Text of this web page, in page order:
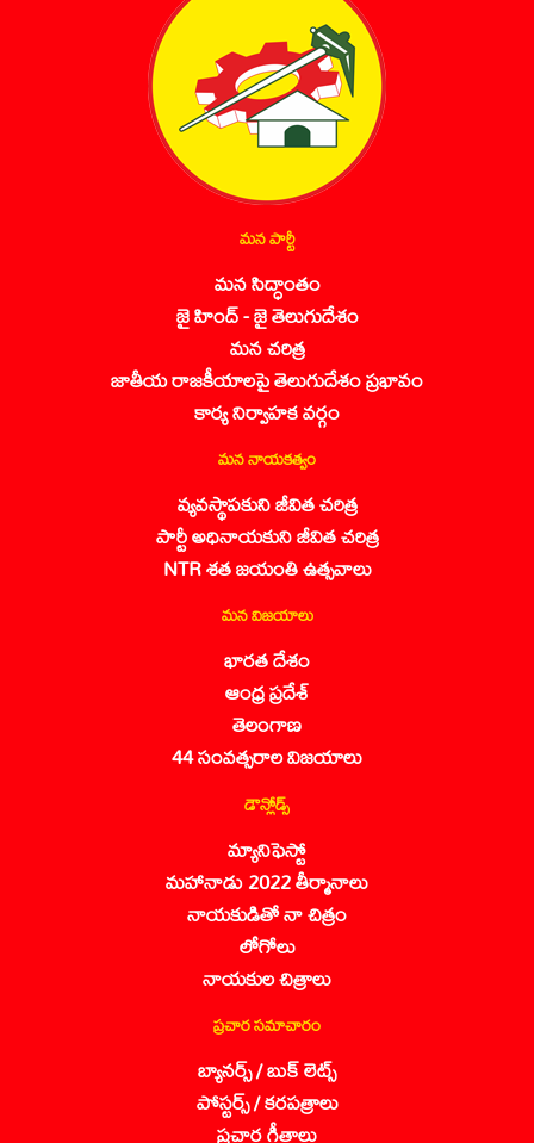
మన పార్టీ
మన సిద్ధాంతం
జై హింద్ - జై తెలుగుదేశం
మన చరిత్ర
జాతీయ రాజకీయాలపై తెలుగుదేశం ప్రభావం
కార్య నిర్వాహక వర్గం
మన నాయకత్వం
వ్యవస్థాపకుని జీవిత చరిత్ర
పార్టీ అధినాయకుని జీవిత చరిత్ర
NTR శత జయంతి ఉత్సవాలు
మన విజయాలు
భారత దేశం
ఆంధ్ర ప్రదేశ్
తెలంగాణ
44 సంవత్సరాల విజయాలు
డౌన్లోడ్స్
మ్యానిఫెస్టో
మహానాడు 2022 తీర్మానాలు
నాయకుడితో నా చిత్రం
లోగోలు
నాయకుల చిత్రాలు
ప్రచార సమాచారం
బ్యానర్స్ / బుక్ లెట్స్
పోస్టర్స్ / కరపత్రాలు
ప్రచార గీతాలు